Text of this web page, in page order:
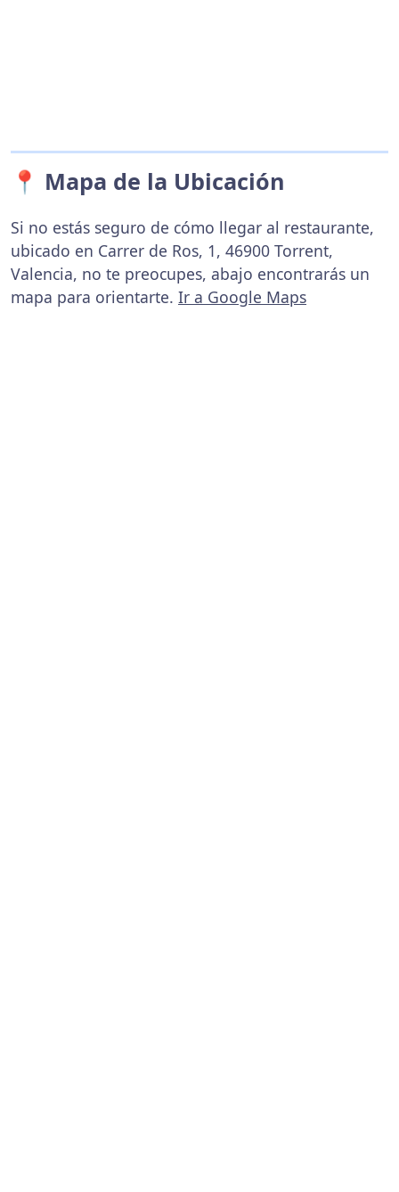
📍 Mapa de la Ubicación
Si no estás seguro de cómo llegar al restaurante,
ubicado en Carrer de Ros, 1, 46900 Torrent,
Valencia, no te preocupes, abajo encontrarás un
mapa para orientarte. Ir a Google Maps